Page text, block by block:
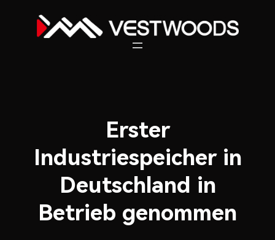
Erster
Industriespeicher in
Deutschland in
Betrieb genommen